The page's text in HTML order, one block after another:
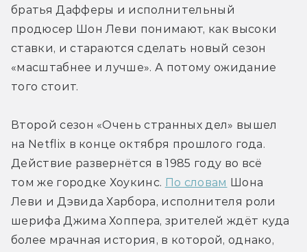
братья Дафферы и исполнительный
продюсер Шон Леви понимают, как высоки
ставки, и стараются сделать новый сезон
«масштабнее и лучше». А потому ожидание
того стоит.
Второй сезон «Очень странных дел» вышел
на Netflix в конце октября прошлого года.
Действие развернётся в 1985 году во всё
том же городке Хоукинс. По словам Шона
Леви и Дэвида Харбора, исполнителя роли
шерифа Джима Хоппера, зрителей ждёт куда
более мрачная история, в которой, однако,